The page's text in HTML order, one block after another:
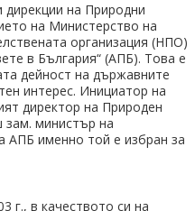
на Природни
на Министерство на
организация (НПО)
в България“ (АПБ). Това е
дейност на държавните
интерес. Инициатор на
директор на Природен
министър на
АПБ именно той е избран за
г., в качеството си на